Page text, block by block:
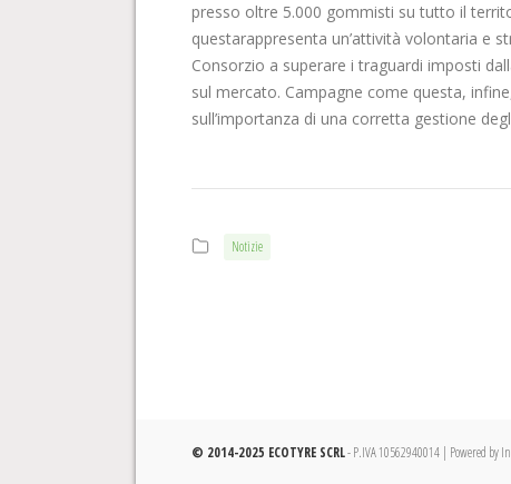
presso oltre 5.000 gommisti su tutto il
questarappresenta un’attività volontaria e
Consorzio a superare i traguardi imposti
sul mercato. Campagne come questa,
sull’importanza di una corretta gestione
Notizie
© 2014-2025 ECOTYRE SCRL- P.IVA 10562940014 | Powered by